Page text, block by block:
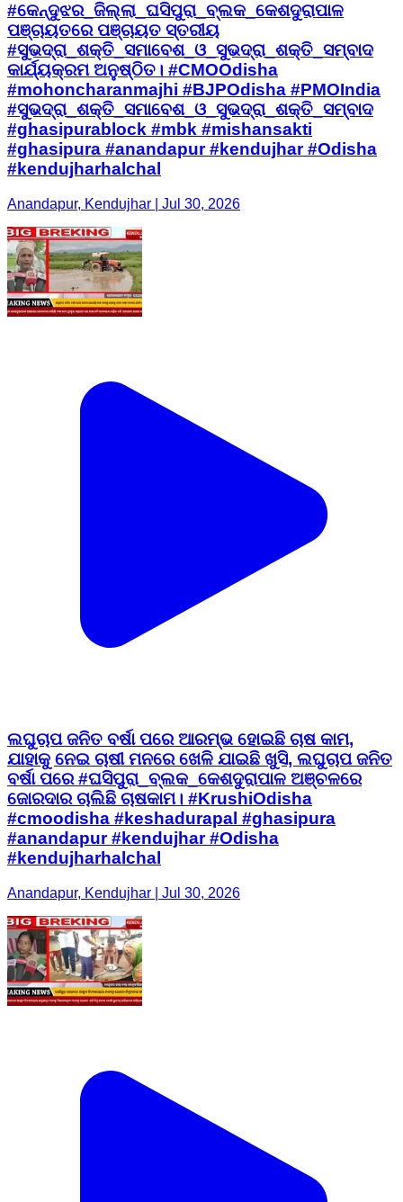
#କେନ୍ଦୁଝର_ଜିଲ୍ଲା_ଘସିପୁରା_ବ୍ଲକ_କେଶଦୁରାପାଳ
ପଞ୍ଚାୟତରେ ପଞ୍ଚାୟତ ସ୍ତରୀୟ
#ସୁଭଦ୍ରା_ଶକ୍ତି_ସମାବେଶ_ଓ_ସୁଭଦ୍ରା_ଶକ୍ତି_ସମ୍ବାଦ
କାର୍ଯ୍ୟକ୍ରମ ଅନୁଷ୍ଠିତ। #CMOOdisha
#mohoncharanmajhi #BJPOdisha #PMOIndia
#ସୁଭଦ୍ରା_ଶକ୍ତି_ସମାବେଶ_ଓ_ସୁଭଦ୍ରା_ଶକ୍ତି_ସମ୍ବାଦ
#ghasipurablock #mbk #mishansakti
#ghasipura #anandapur #kendujhar #Odisha
#kendujharhalchal
Anandapur, Kendujhar | Jul 30, 2026
ଲଘୁଚାପ ଜନିତ ବର୍ଷା ପରେ ଆରମ୍ଭ ହୋଇଛି ଚାଷ କାମ,
ଯାହାକୁ ନେଇ ଚାଷୀ ମନରେ ଖେଳି ଯାଇଛି ଖୁସି, ଲଘୁଚାପ ଜନିତ
ବର୍ଷା ପରେ #ଘସିପୁରା_ବ୍ଲକ_କେଶଦୁରାପାଳ ଅଞ୍ଚଳରେ
ଜୋରଦାର ଚାଲିଛି ଚାଷକାମ। #KrushiOdisha
#cmoodisha #keshadurapal #ghasipura
#anandapur #kendujhar #Odisha
#kendujharhalchal
Anandapur, Kendujhar | Jul 30, 2026